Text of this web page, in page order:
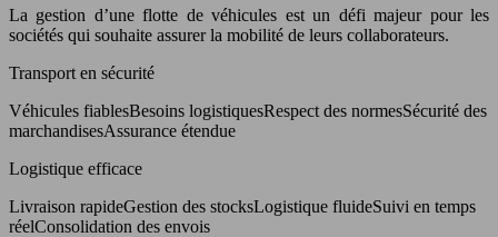
La gestion d’une flotte de véhicules est un défi majeur pour les
sociétés qui souhaite assurer la mobilité de leurs collaborateurs.
Transport en sécurité
Véhicules fiablesBesoins logistiquesRespect des normesSécurité des
marchandisesAssurance étendue
Logistique efficace
Livraison rapideGestion des stocksLogistique fluideSuivi en temps
réelConsolidation des envois